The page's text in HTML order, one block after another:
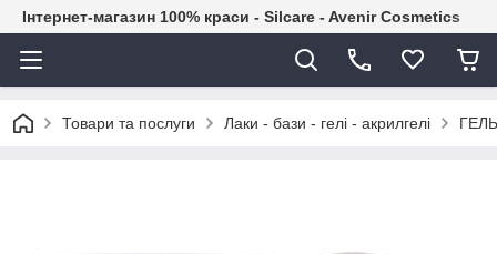
Інтернет-магазин 100% краси - Silcare - Avenir Cosmetics
Товари та послуги Лаки - бази - гелі - акрилгелі